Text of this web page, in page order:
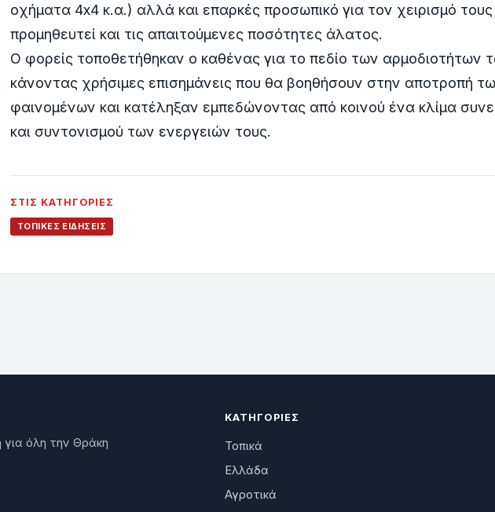
οχήματα 4x4 κ.α.) αλλά και επαρκές προσωπικό για τον χειρισμό
προμηθευτεί και τις απαιτούμενες ποσότητες άλατος.
Ο φορείς τοποθετήθηκαν ο καθένας για το πεδίο των αρμοδιοτήτων
κάνοντας χρήσιμες επισημάνεις που θα βοηθήσουν στην αποτροπή
φαινομένων και κατέληξαν εμπεδώνοντας από κοινού ένα κλίμα
και συντονισμού των ενεργειών τους.
ΣΤΙΣ ΚΑΤΗΓΟΡΊΕΣ
ΤΟΠΙΚΈΣ ΕΙΔΉΣΕΙΣ
όλη την Θράκη
ΚΑΤΗΓΟΡΊΕΣ
Τοπικά
Ελλάδα
Αγροτικά